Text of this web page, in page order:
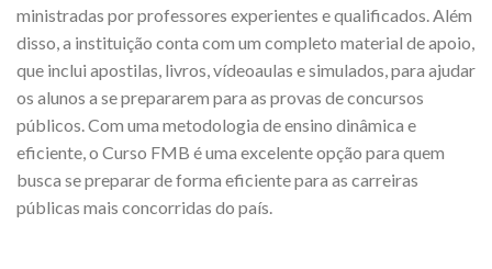
ministradas por professores experientes e qualificados. Além
disso, a instituição conta com um completo material de apoio,
que inclui apostilas, livros, vídeoaulas e simulados, para ajudar
os alunos a se prepararem para as provas de concursos
públicos. Com uma metodologia de ensino dinâmica e
eficiente, o Curso FMB é uma excelente opção para quem
busca se preparar de forma eficiente para as carreiras
públicas mais concorridas do país.